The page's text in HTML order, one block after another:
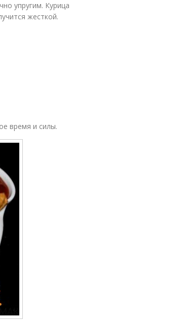
упругим. Курица
жесткой.
время и силы.